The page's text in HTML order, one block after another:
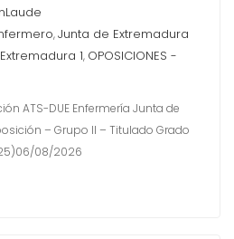
,Junta de Extremadura
1, OPOSICIONES -
ATS-DUE Enfermería Junta de
– Grupo II – Titulado Grado
08/2026